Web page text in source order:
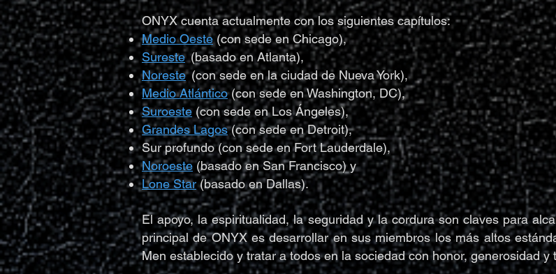
ONYX cuenta actualmente con los siguientes capítulos:
Medio Oeste (con sede en Chicago),
Sureste (basado en Atlanta),
Noreste (con sede en la ciudad de Nueva York),
Medio Atlántico (con sede en Washington, DC),
Suroeste (con sede en Los Ángeles),
Grandes Lagos (con sede en Detroit),
Sur profundo (con sede en Fort Lauderdale),
Noroeste (basado en San Francisco) y
Lone Star (basado en Dallas).
El apoyo, la espiritualidad, la seguridad y la cordura son claves para
principal de ONYX es desarrollar en sus miembros los más altos
Men establecido y tratar a todos en la sociedad con honor, generosidad y